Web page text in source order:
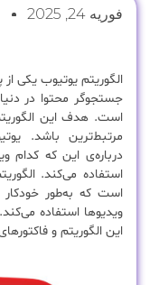
فوریه 24, 2025
الگوریتم یوتیوب یکی
جستجوگر محتوا در
است. هدف این
مرتبط‌ترین باشد.
درباره‌ی این که کدام
استفاده می‌کند.
است که به‌طور خودکار
ویدیوها استفاده
این الگوریتم و